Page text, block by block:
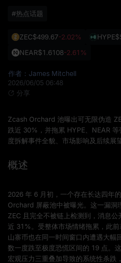
#热点话题
ZEC$499.67-2.02% HYPE
NEAR$1.6108-2.61%
作者：James Mitchell
2026/06/05 06:48
分享
Zcash Orchard 池曝出可无限伪造
跌近 30%，并拖累 HYPE、NEAR
度拆解事件全貌、市场影响及后续展望
概述
2026 年 6 月初，一个存在长达四年
Orchard 屏蔽池中被曝光。这一漏洞
ZEC 且完全不被链上检测到，消息
近 31%。受整体市场情绪拖累，此
山寨币也在同一时间窗口内遭遇大幅
数一度跌至极度恐慌区间的 19 点。
宏观压力三重叠加导致的系统性杀跌